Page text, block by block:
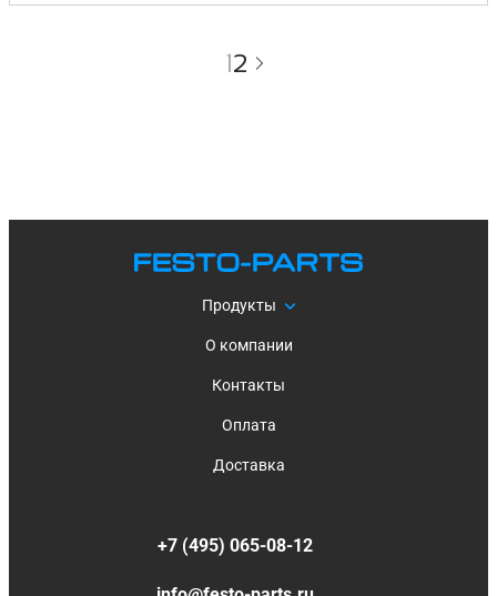
12
Продукты
О компании
Контакты
Оплата
Доставка
+7 (495) 065-08-12